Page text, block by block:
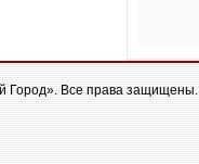
Город». Все права защищены.